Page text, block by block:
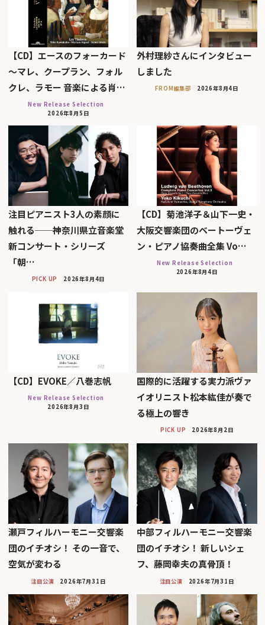
【CD】エースのフォーカード
～マレ、クープラン、フォル
クレ、ラモー 音楽による肖…
New Release Selection
2026年8月5日
外村理紗さんにインタビュー
しました
FROM編集部 2026年8月4日
注目ピアニスト3人の素顔に
触れる──神奈川県立音楽堂
新コンサート・シリーズ
「朝…
PICK UP 2026年8月4日
【CD】菊池洋子＆山下一史・
大阪交響楽団のベートーヴェ
ン・ピアノ協奏曲全集 Vo…
New Release Selection
2026年8月4日
【CD】EVOKE／八巻志帆
New Release Selection
2026年8月3日
国際的に活躍する実力派ヴァ
イオリニスト松本紘佳が奏で
る極上の響き
PICK UP 2026年8月2日
瀬戸フィルハーモニー交響楽
団のイチオシ！ その一音で、
空気が変わる
注目公演 2026年7月31日
中部フィルハーモニー交響楽
団のイチオシ！ 新しいシェ
フ、藤岡幸夫の真骨頂！
注目公演 2026年7月31日